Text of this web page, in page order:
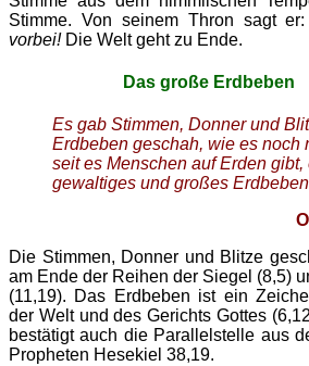
Stimme. Von seinem Thron sagt
vorbei!Die Welt geht zu Ende.
Das große Erdbeben
Es gab Stimmen, Donner und
Erdbeben geschah, wie es noch
seit es Menschen auf Erden gibt,
gewaltiges und großes
Die Stimmen, Donner und Blitze
am Ende der Reihen der Siegel (8,5)
(11,19). Das Erdbeben ist ein
der Welt und des Gerichts Gottes
bestätigt auch die Parallelstelle aus
Propheten Hesekiel 38,19.